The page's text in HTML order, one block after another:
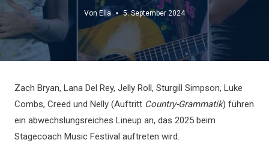
Von Ella 5. September 2024
Zach Bryan, Lana Del Rey, Jelly Roll, Sturgill Simpson, Luke
Combs, Creed und Nelly (Auftritt Country-Grammatik) führen
ein abwechslungsreiches Lineup an, das 2025 beim
Stagecoach Music Festival auftreten wird.